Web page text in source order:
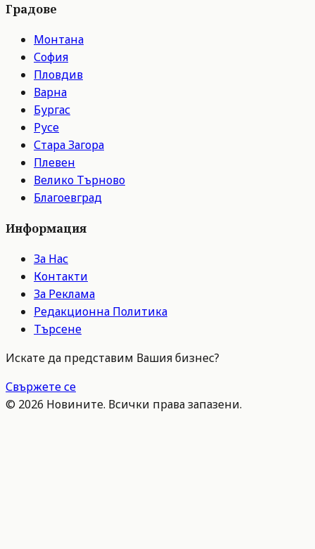
Градове
Монтана
София
Пловдив
Варна
Бургас
Русе
Стара Загора
Плевен
Велико Търново
Благоевград
Информация
За Нас
Контакти
За Реклама
Редакционна Политика
Търсене
Искате да представим Вашия бизнес?
Свържете се
© 2026 Новините. Всички права запазени.